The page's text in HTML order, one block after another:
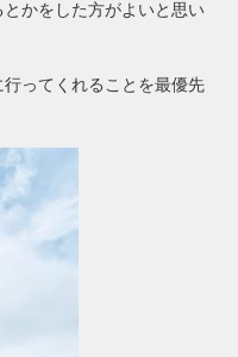
かをした方がよいと思い
ってくれることを最優先